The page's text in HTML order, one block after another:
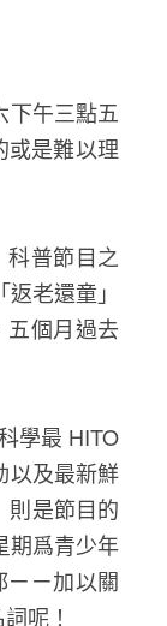
o
o
k
下午三點五
或是難以理
科普節目之
老還童」
個月過去
學最 HITO
以及最新鮮
則是節目的
期爲青少年
ㄧ加以關
呢！